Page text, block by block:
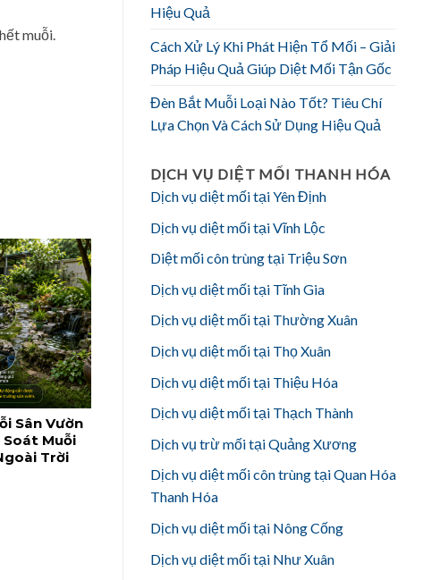
muỗi.
Sân Vườn
Soát Muỗi
Trời
Hiệu Quả
Cách Xử Lý Khi Phát Hiện Tổ Mối – Giải
Pháp Hiệu Quả Giúp Diệt Mối Tận Gốc
Đèn Bắt Muỗi Loại Nào Tốt? Tiêu Chí
Lựa Chọn Và Cách Sử Dụng Hiệu Quả
DỊCH VỤ DIỆT MỐI THANH HÓA
Dịch vụ diệt mối tại Yên Định
Dịch vụ diệt mối tại Vĩnh Lộc
Diệt mối côn trùng tại Triệu Sơn
Dịch vụ diệt mối tại Tĩnh Gia
Dịch vụ diệt mối tại Thường Xuân
Dịch vụ diệt mối tại Thọ Xuân
Dịch vụ diệt mối tại Thiệu Hóa
Dịch vụ diệt mối tại Thạch Thành
Dịch vụ trừ mối tại Quảng Xương
Dịch vụ diệt mối côn trùng tại Quan Hóa
Thanh Hóa
Dịch vụ diệt mối tại Nông Cống
Dịch vụ diệt mối tại Như Xuân